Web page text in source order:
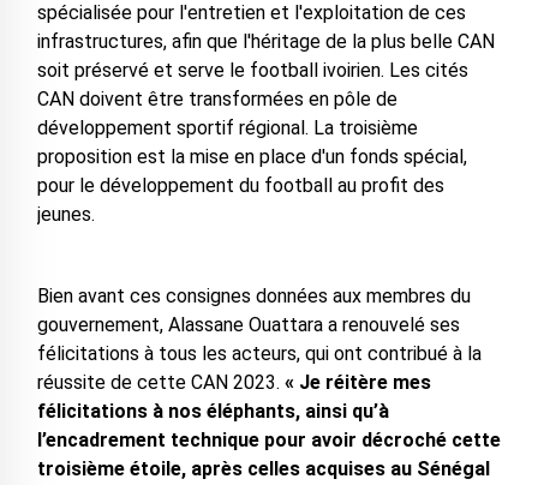
spécialisée pour l'entretien et l'exploitation de ces
infrastructures, afin que l'héritage de la plus belle CAN
soit préservé et serve le football ivoirien. Les cités
CAN doivent être transformées en pôle de
développement sportif régional. La troisième
proposition est la mise en place d'un fonds spécial,
pour le développement du football au profit des
jeunes.
Bien avant ces consignes données aux membres du
gouvernement, Alassane Ouattara a renouvelé ses
félicitations à tous les acteurs, qui ont contribué à la
réussite de cette CAN 2023. « Je réitère mes
félicitations à nos éléphants, ainsi qu’à
l’encadrement technique pour avoir décroché cette
troisième étoile, après celles acquises au Sénégal